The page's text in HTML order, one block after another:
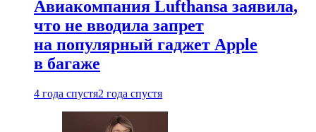
Авиакомпания Lufthansa заявила,
что не вводила запрет
на популярный гаджет Apple
в багаже
4 года спустя2 года спустя